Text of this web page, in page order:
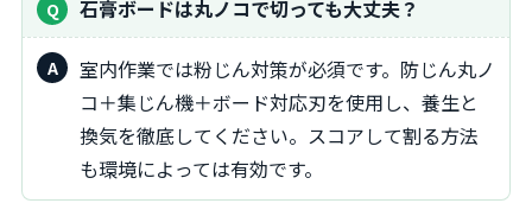
石膏ボードは丸ノコで切っても大丈夫？
室内作業では粉じん対策が必須です。防じん丸ノ
コ＋集じん機＋ボード対応刃を使用し、養生と
換気を徹底してください。スコアして割る方法
も環境によっては有効です。